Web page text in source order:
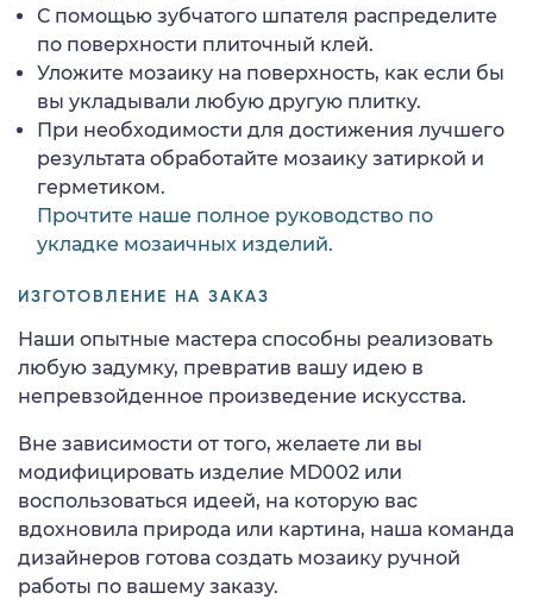
С помощью зубчатого шпателя распределите
по поверхности плиточный клей.
Уложите мозаику на поверхность, как если бы
вы укладывали любую другую плитку.
При необходимости для достижения лучшего
результата обработайте мозаику затиркой и
герметиком.
Прочтите наше полное руководство по
укладке мозаичных изделий.
ИЗГОТОВЛЕНИЕ НА ЗАКАЗ
Наши опытные мастера способны реализовать
любую задумку, превратив вашу идею в
непревзойденное произведение искусства.
Вне зависимости от того, желаете ли вы
модифицировать изделие MD002 или
воспользоваться идеей, на которую вас
вдохновила природа или картина, наша команда
дизайнеров готова создать мозаику ручной
работы по вашему заказу.